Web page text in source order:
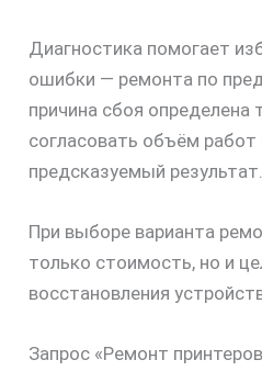
Диагностика помогает
ошибки — ремонта по
причина сбоя определена
согласовать объём работ
предсказуемый результат.
При выборе варианта
только стоимость, но и
восстановления
Запрос «Ремонт